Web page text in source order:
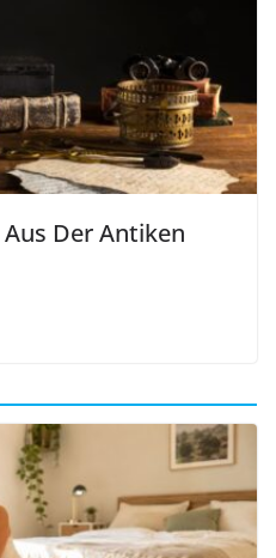
Der Antiken